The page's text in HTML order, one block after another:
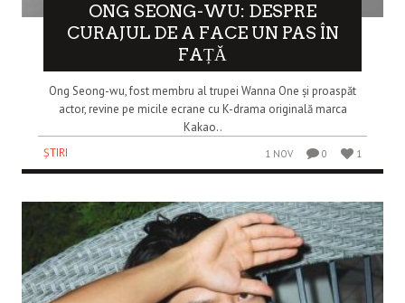
ONG SEONG-WU: DESPRE
CURAJUL DE A FACE UN PAS ÎN
FAȚĂ
Ong Seong-wu, fost membru al trupei Wanna One și proaspăt
actor, revine pe micile ecrane cu K-drama originală marca
Kakao..
ȘTIRI
1 NOV 0 1